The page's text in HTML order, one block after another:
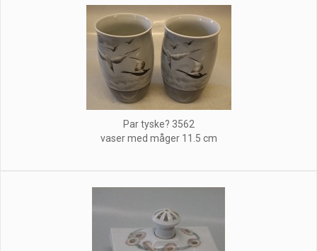
Par tyske? 3562
vaser med måger 11.5 cm